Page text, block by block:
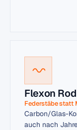
Flexon
Federstäbe statt
Carbon/Glas-
auch nach